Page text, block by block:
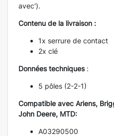
avec').
Contenu de la livraison :
1x serrure de contact
2x clé
Données techniques:
5 pôles (2-2-1)
Compatible avec Ariens,
John Deere, MTD:
A03290500